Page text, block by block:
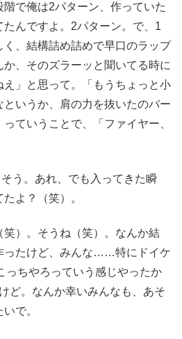
で俺は2パターン、作っていた
たんですよ。2パターン。で、1
、結構詰め詰めで早口のラップ
、そのズラーッと聞いてる時に
え」と思って。「もうちょっと小
いうか、肩の力を抜いたのバー
ていうことで、「ファイヤー、
う。あれ、でも入ってきた瞬
よ？（笑）。
笑）。そうね（笑）。なんか結
ったけど、みんな……特にドイケ
っちやろっていう感じやったか
ど。なんか幸いみんなも、あそ
で。